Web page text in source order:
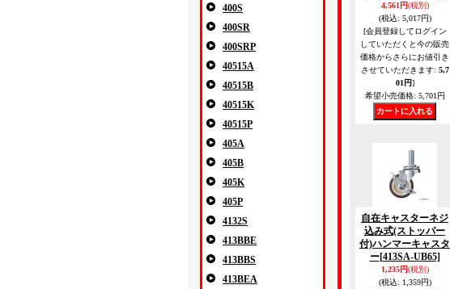
400S
400SR
400SRP
40515A
40515B
40515K
40515P
405A
405B
405K
405P
4132S
413BBE
413BBS
413BEA
4,561円(税別)
(税込: 5,017円)
[会員登録してログイン
していただくと今の販売
価格からさらにお値引き
させていただきます: 5,7
01円]
希望小売価格: 5,701円
自在キャスターネジ
込み式(ストッパー
付)ハンマーキャスタ
ー[413SA-UB65]
1,235円(税別)
(税込: 1,359円)